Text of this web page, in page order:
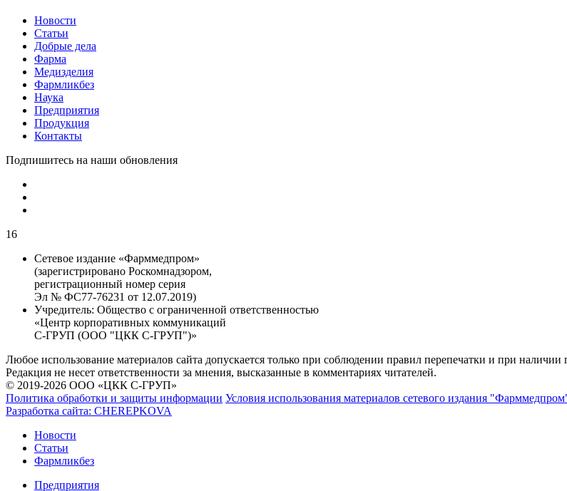
Новости
Статьи
Добрые дела
Фарма
Медизделия
Фармликбез
Наука
Предприятия
Продукция
Контакты
Подпишитесь на наши обновления
16
Сетевое издание «Фарммедпром»
(зарегистрировано Роскомнадзором,
регистрационный номер серия
Эл № ФС77-76231 от 12.07.2019)
Учредитель: Общество с ограниченной ответственностью
«Центр корпоративных коммуникаций
С-ГРУП (ООО "ЦКК С-ГРУП")»
Любое использование материалов сайта допускается только при соблюдении правил перепечатки и при наличии
Редакция не несет ответственности за мнения, высказанные в комментариях читателей.
© 2019-2026 ООО «ЦКК С-ГРУП»
Политика обработки и защиты информации Условия использования материалов сетевого издания
Разработка сайта: CHEREPKOVA
Новости
Статьи
Фармликбез
Предприятия